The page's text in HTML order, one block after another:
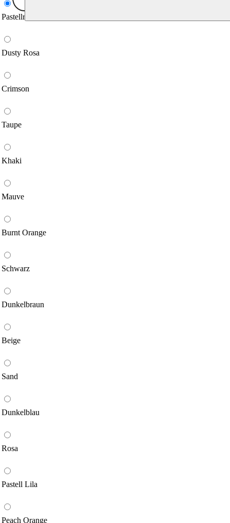
Pastellrosa
Dusty Rosa
Crimson
Taupe
Khaki
Mauve
Burnt Orange
Schwarz
Dunkelbraun
Beige
Sand
Dunkelblau
Rosa
Pastell Lila
Peach Orange